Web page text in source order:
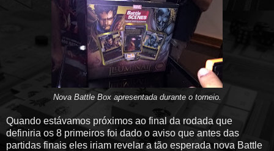
Nova Battle Box apresentada durante o torneio.
Quando estávamos próximos ao final da rodada que
definiria os 8 primeiros foi dado o aviso que antes das
partidas finais eles iriam revelar a tão esperada nova Battle